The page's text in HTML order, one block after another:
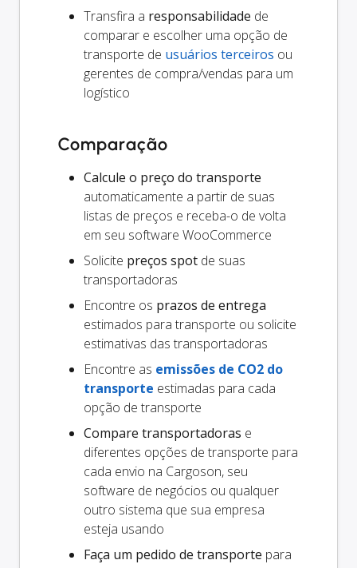
Transfira a responsabilidade de
comparar e escolher uma opção de
transporte de usuários terceiros ou
gerentes de compra/vendas para um
logístico
Comparação
Calcule o preço do transporte
automaticamente a partir de suas
listas de preços e receba-o de volta
em seu software WooCommerce
Solicite preços spot de suas
transportadoras
Encontre os prazos de entrega
estimados para transporte ou solicite
estimativas das transportadoras
Encontre as emissões de CO2 do
transporte estimadas para cada
opção de transporte
Compare transportadoras e
diferentes opções de transporte para
cada envio na Cargoson, seu
software de negócios ou qualquer
outro sistema que sua empresa
esteja usando
Faça um pedido de transporte para